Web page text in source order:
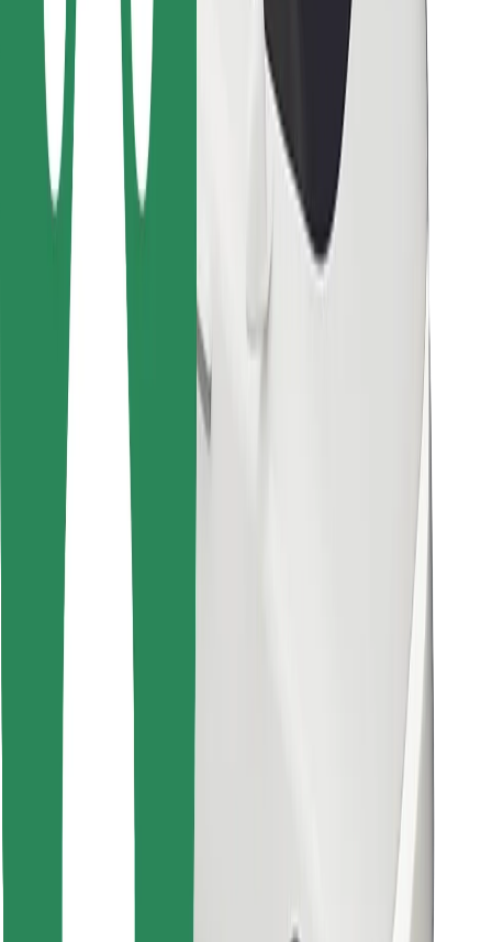
Bolt Food
Autoparku īpašniekiem
Restorāniem
Bolt for Business
Cits
Noteikumi un nosacījumi
Sīkdatnes
Saņem braucienu minūšu laikā!
Lejupielādē Bolt lietotni
Atrodi savas mīļākās maltītes!
Lejupielādē Bolt Food lietotni